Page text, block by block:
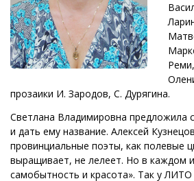
прозаики И. Зародов, С. Дурягина.
Светлана Владимировна предложила
и дать ему название. Алексей
провинциальные поэты, как полевые
выращивает, не лелеет. Но в каждом
самобытность и красота». Так у